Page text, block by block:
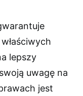
lepszy
uwagę na
jest